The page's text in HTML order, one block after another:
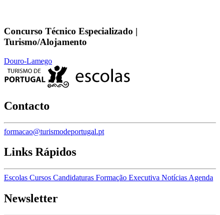
Concurso Técnico Especializado |
Turismo/Alojamento
Douro-Lamego
Contacto
formacao@turismodeportugal.pt
Links Rápidos
Escolas Cursos Candidaturas Formação Executiva Notícias Agenda
Newsletter